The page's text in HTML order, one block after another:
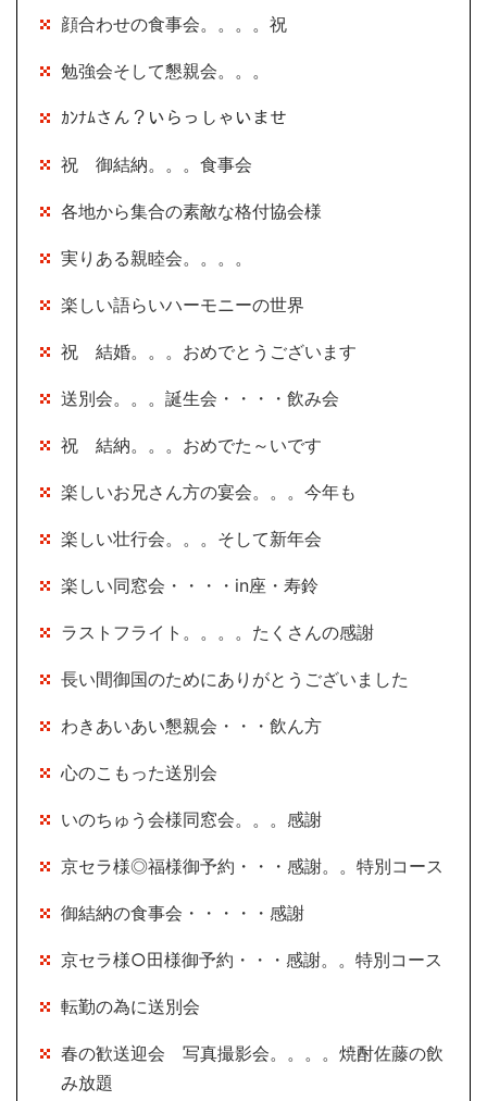
顔合わせの食事会。。。。祝
勉強会そして懇親会。。。
ｶﾝﾅﾑさん？いらっしゃいませ
祝 御結納。。。食事会
各地から集合の素敵な格付協会様
実りある親睦会。。。。
楽しい語らいハーモニーの世界
祝 結婚。。。おめでとうございます
送別会。。。誕生会・・・・飲み会
祝 結納。。。おめでた～いです
楽しいお兄さん方の宴会。。。今年も
楽しい壮行会。。。そして新年会
楽しい同窓会・・・・in座・寿鈴
ラストフライト。。。。たくさんの感謝
長い間御国のためにありがとうございました
わきあいあい懇親会・・・飲ん方
心のこもった送別会
いのちゅう会様同窓会。。。感謝
京セラ様◎福様御予約・・・感謝。。特別コース
御結納の食事会・・・・・感謝
京セラ様○田様御予約・・・感謝。。特別コース
転勤の為に送別会
春の歓送迎会 写真撮影会。。。。焼酎佐藤の飲
み放題